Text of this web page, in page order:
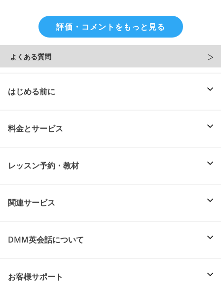
評価・コメントをもっと見る
よくある質問
はじめる前に
料金とサービス
レッスン予約・教材
関連サービス
DMM英会話について
お客様サポート